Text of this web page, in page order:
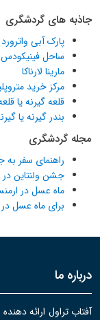
جاذبه های گردشگری
پارک آبی
ساحل فینیکودس
مارینا لارناکا
مرکز خرید
قلعه گیرنه یا
بندر گیرنه یا
مجله گردشگری
راهنمای سفر به
جشن ولنتاین در
ماه عسل در
برای ماه عسل در
درباره ما
آفتاب تراول ارائه